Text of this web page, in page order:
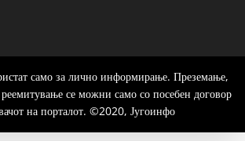
само за лично информирање. Преземање,
се можни само со посебен договор
на порталот. ©2020, Југоинфо